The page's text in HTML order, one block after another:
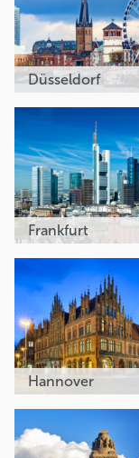
Düsseldorf
Frankfurt
Hannover